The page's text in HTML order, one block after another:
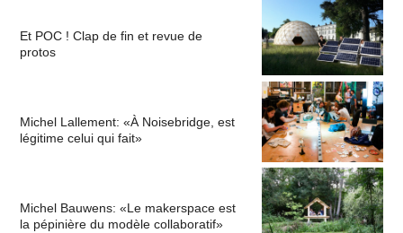
Et POC ! Clap de fin et revue de
protos
Michel Lallement: «À Noisebridge, est
légitime celui qui fait»
Michel Bauwens: «Le makerspace est
la pépinière du modèle collaboratif»